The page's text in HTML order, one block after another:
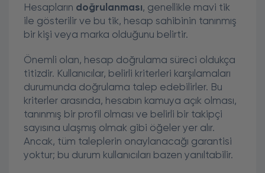
Hesapların doğrulanması, genellikle mavi tik
ile gösterilir ve bu tik, hesap sahibinin tanınmış
bir kişi veya marka olduğunu belirtir.
Önemli olan, hesap doğrulama süreci oldukça
titizdir. Kullanıcılar, belirli kriterleri karşılamaları
durumunda doğrulama talep edebilirler. Bu
kriterler arasında, hesabın kamuya açık olması,
tanınmış bir profil olması ve belirli bir takipçi
sayısına ulaşmış olmak gibi öğeler yer alır.
Ancak, tüm taleplerin onaylanacağı garantisi
yoktur; bu durum kullanıcıları bazen yanıltabilir.